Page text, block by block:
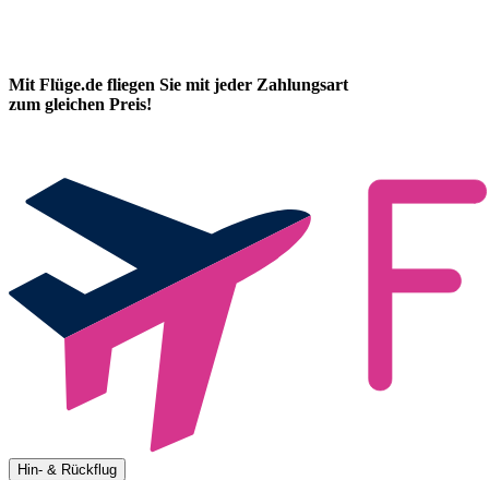
Mit Flüge.de fliegen Sie mit jeder Zahlungsart
zum gleichen Preis!
Hin- & Rückflug